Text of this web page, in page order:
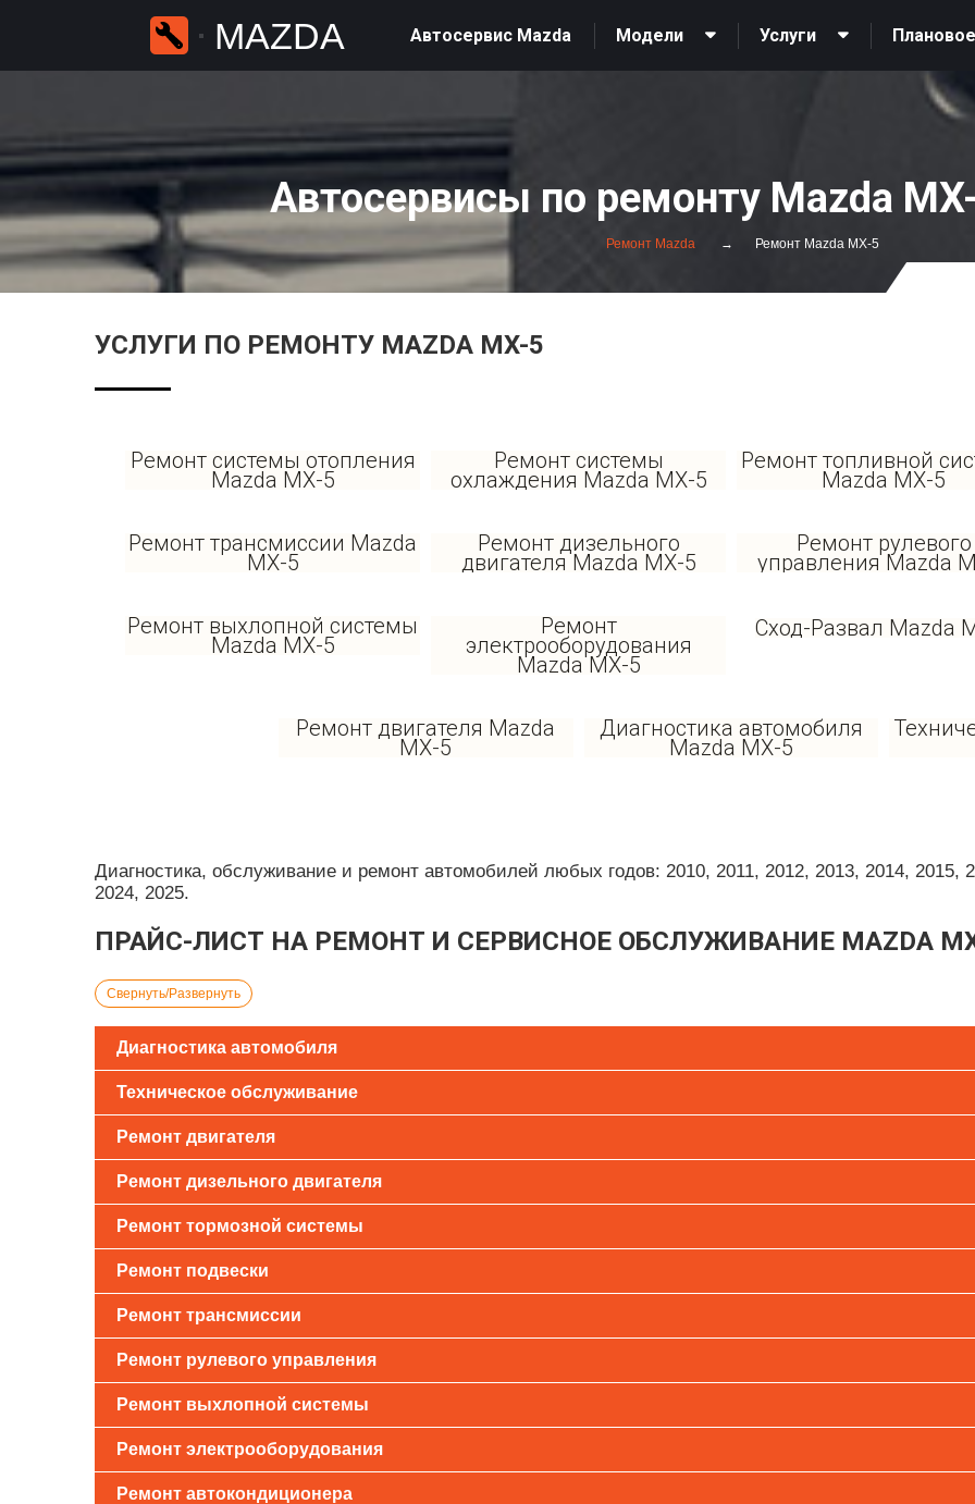
MAZDA Автосервис Mazda Модели Услуги
Автосервисы по ремонту Mazda
Ремонт Mazda Ремонт Mazda MX-5
УСЛУГИ ПО РЕМОНТУ MAZDA MX-5
Ремонт системы отопления
Mazda MX-5
Ремонт системы
охлаждения Mazda MX-5
Ремонт топливной
Mazda MX-5
Ремонт трансмиссии Mazda
MX-5
Ремонт дизельного
двигателя Mazda MX-5
Ремонт рулевого
управления Mazda
Ремонт выхлопной системы
Mazda MX-5
Ремонт
электрооборудования
Mazda MX-5
Сход-Развал Mazda
Ремонт двигателя Mazda
MX-5
Диагностика автомобиля
Mazda MX-5
Диагностика, обслуживание и ремонт автомобилей любых годов: 2010, 2011, 2012, 2013, 2014, 2015,
2024, 2025.
ПРАЙС-ЛИСТ НА РЕМОНТ И СЕРВИСНОЕ ОБСЛУЖИВАНИЕ MAZDA
Свернуть/Развернуть
Диагностика автомобиля
Техническое обслуживание
Ремонт двигателя
Ремонт дизельного двигателя
Ремонт тормозной системы
Ремонт подвески
Ремонт трансмиссии
Ремонт рулевого управления
Ремонт выхлопной системы
Ремонт электрооборудования
Ремонт автокондиционера